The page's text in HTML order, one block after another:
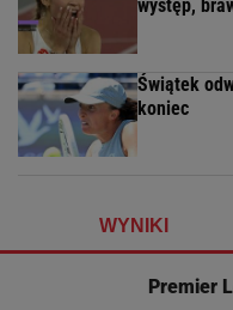
występ,
Świątek
koniec
WYNIKI
Premier